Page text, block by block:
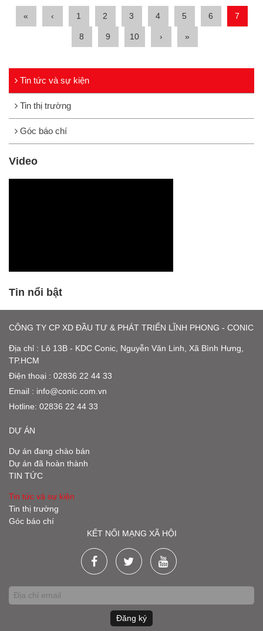
« ‹ 1 2 3 4 5 6 7
8 9 10 › »
Tin tức và sự kiện
Tin thị trường
Góc báo chí
Video
Tin nổi bật
CÔNG TY CP XD ĐẦU TƯ & PHÁT TRIỂN LĨNH PHONG - CONIC
Địa chỉ : Lô 13B - KDC Conic, Nguyễn Văn Linh, Xã Bình Hưng,
TP.HCM
Điện thoại : 02836 22 44 33
Email : info@conic.com.vn
Hotline: 02836 22 44 33
DỰ ÁN
Dự án đang chào bán
Dự án đã hoàn thành
TIN TỨC
Tin tức và sự kiện
Tin thị trường
Góc báo chí
KẾT NỐI MẠNG XÃ HỘI
Đăng ký